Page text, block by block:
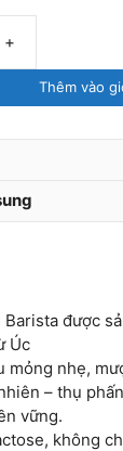
yến
mạch
Co
+
Thêm vào
được
Úc
mỏng nhẹ,
– thụ
vững.
không